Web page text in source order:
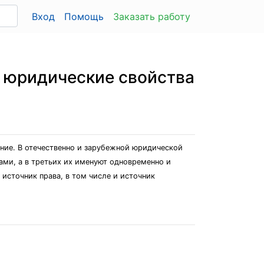
Вход Помощь Заказать работу
свойства
В отечественно и зарубежной юридической
а в третьих их именуют одновременно и
права, в том числе и источник